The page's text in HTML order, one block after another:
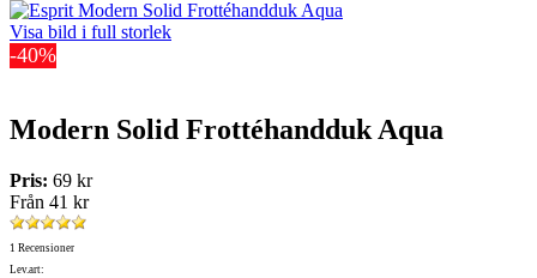
Visa bild i full storlek
-40%
Modern Solid Frottéhandduk Aqua
Pris: 69 kr
Från 41 kr
1 Recensioner
Lev.art: